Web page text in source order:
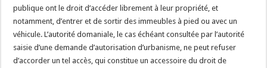
publique ont le droit d’accéder librement à leur propriété, et
notamment, d’entrer et de sortir des immeubles à pied ou avec un
véhicule. L’autorité domaniale, le cas échéant consultée par l’autorité
saisie d’une demande d’autorisation d’urbanisme, ne peut refuser
d’accorder un tel accès, qui constitue un accessoire du droit de